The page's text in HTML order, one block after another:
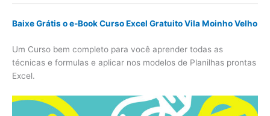
Baixe Grátis o e-Book Curso Excel Gratuito Vila Moinho Velho
Um Curso bem completo para você aprender todas as
técnicas e formulas e aplicar nos modelos de Planilhas prontas
Excel.